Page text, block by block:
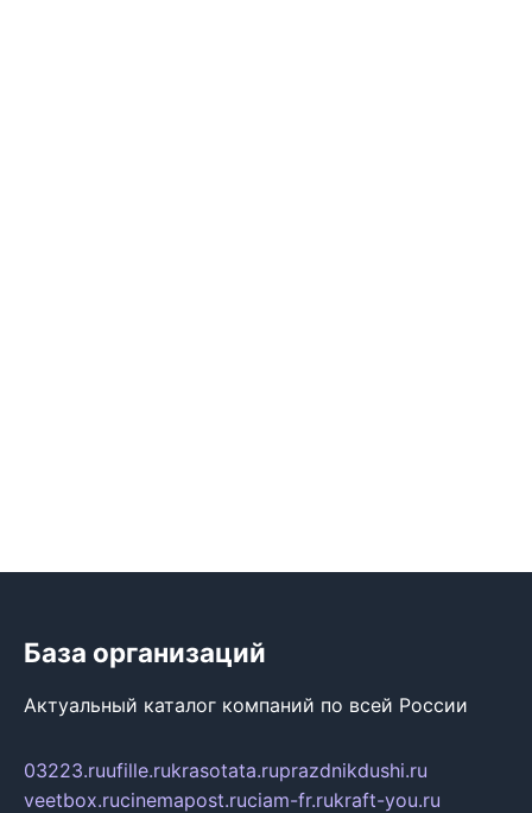
База организаций
Актуальный каталог компаний по всей России
03223.ruufille.rukrasotata.ruprazdnikdushi.ru
veetbox.rucinemapost.ruciam-fr.rukraft-you.ru